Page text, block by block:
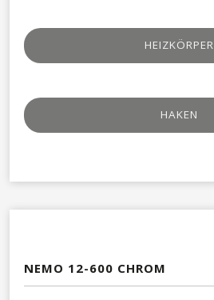
HEIZKÖRPER
HAKEN​
NEMO 12-600 CHROM